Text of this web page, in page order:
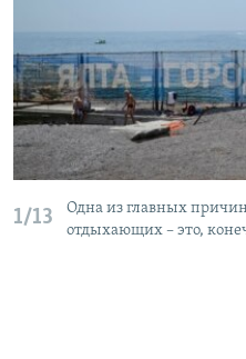
1/13
Одна из главных
отдыхающих – это,